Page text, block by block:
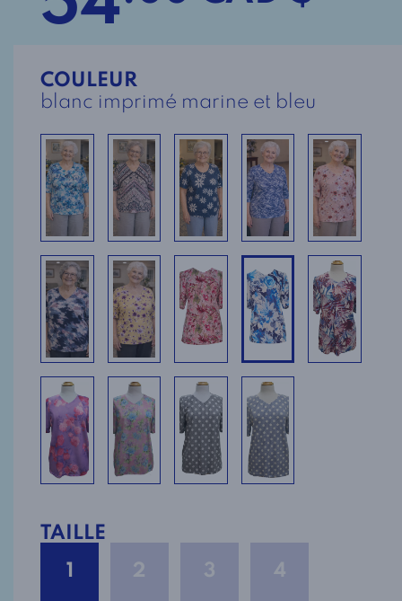
COULEUR
blanc imprimé marine et bleu
TAILLE
1
2 3 4